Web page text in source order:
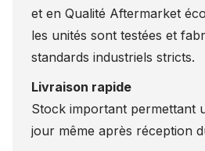
et en Qualité Aftermarket
les unités sont testées et
standards industriels stricts.
Livraison rapide
Stock important permettant
jour même après réception